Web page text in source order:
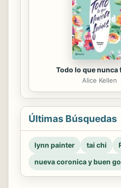
Todo lo que nunca
Alice Kellen
Últimas Búsquedas
lynn painter tai chi
nueva coronica y buen